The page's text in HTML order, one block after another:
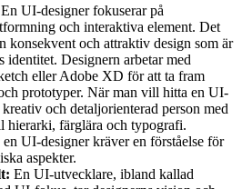
En UI-designer fokuserar på
och interaktiva element. Det
konsekvent och attraktiv design som är
identitet. Designern arbetar med
eller Adobe XD för att ta fram
prototyper. När man vill hitta en UI-
och detaljorienterad person med
hierarki, färglära och typografi.
en UI-designer kräver en förståelse för
aspekter.
En UI-utvecklare, ibland kallad